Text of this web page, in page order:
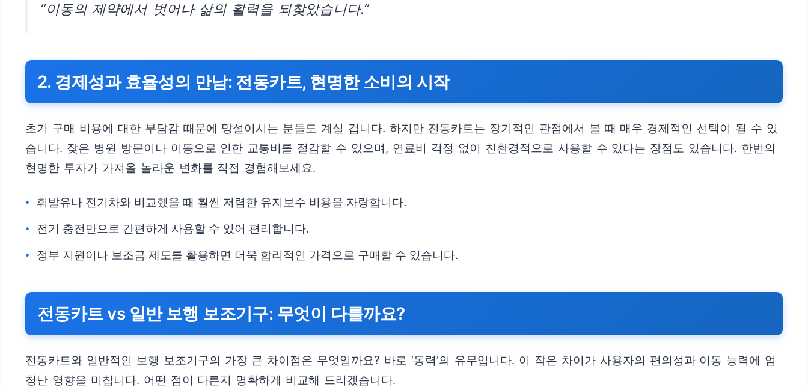
“이동의 제약에서 벗어나 삶의 활력을 되찾았습니다.”
2. 경제성과 효율성의 만남: 전동카트, 현명한 소비의 시작
초기 구매 비용에 대한 부담감 때문에 망설이시는 분들도 계실 겁니다. 하지만 전동카트는 장기적인 관점에서 볼 때 매우 경제적인 선택이 될 수 있
습니다. 잦은 병원 방문이나 이동으로 인한 교통비를 절감할 수 있으며, 연료비 걱정 없이 친환경적으로 사용할 수 있다는 장점도 있습니다. 한번의
현명한 투자가 가져올 놀라운 변화를 직접 경험해보세요.
휘발유나 전기차와 비교했을 때 훨씬 저렴한 유지보수 비용을 자랑합니다.
전기 충전만으로 간편하게 사용할 수 있어 편리합니다.
정부 지원이나 보조금 제도를 활용하면 더욱 합리적인 가격으로 구매할 수 있습니다.
전동카트 vs 일반 보행 보조기구: 무엇이 다를까요?
전동카트와 일반적인 보행 보조기구의 가장 큰 차이점은 무엇일까요? 바로 ‘동력’의 유무입니다. 이 작은 차이가 사용자의 편의성과 이동 능력에 엄
청난 영향을 미칩니다. 어떤 점이 다른지 명확하게 비교해 드리겠습니다.